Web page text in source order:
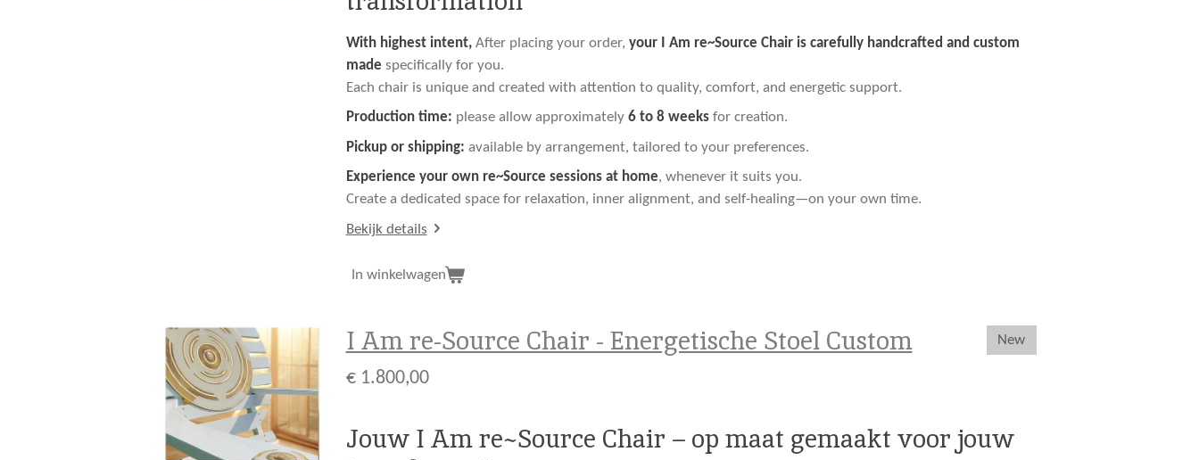
With highest intent, After placing your order, your I Am re~Source Chair is carefully handcrafted and custom
made specifically for you.
Each chair is unique and created with attention to quality, comfort, and energetic support.
Production time: please allow approximately 6 to 8 weeksfor creation.
Pickup or shipping: available by arrangement, tailored to your preferences.
Experience your own re~Source sessions at home, whenever it suits you.
Create a dedicated space for relaxation, inner alignment, and self-healing—on your own time.
Bekijk details
In winkelwagen
New
I Am re-Source Chair - Energetische Stoel Custom
€ 1.800,00
Jouw I Am re~Source Chair – op maat gemaakt voor jouw